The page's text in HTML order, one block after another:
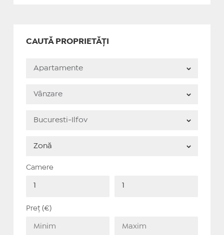
CAUTĂ PROPRIETĂȚI
Camere
Preț (€)